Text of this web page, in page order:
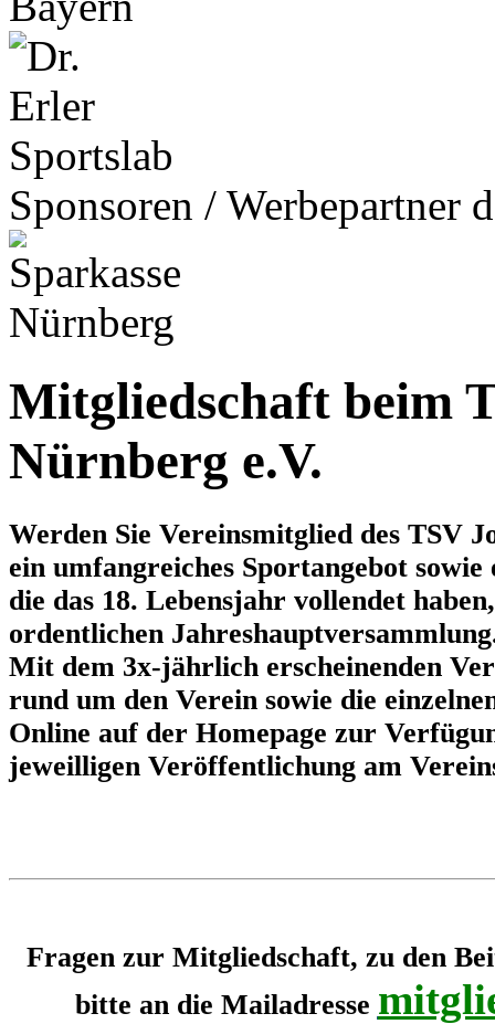
Sponsoren / Werbepartner
Mitgliedschaft beim
Nürnberg e.V.
Werden Sie Vereinsmitglied des TSV
ein umfangreiches Sportangebot
die das 18. Lebensjahr vollendet
ordentlichen
Mit dem 3x-jährlich erscheinenden
rund um den Verein sowie die
Online auf der Homepage zur
jeweilligen Veröffentlichung am
Fragen zur Mitgliedschaft, zu den
bitte an die Mailadresse